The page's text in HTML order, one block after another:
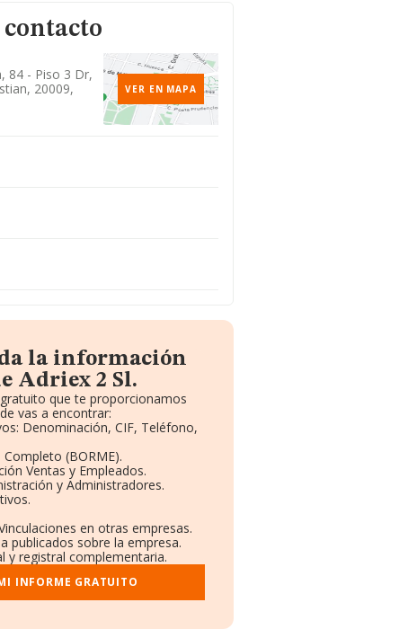
84 - Piso 3 Dr,
20009,
VER EN MAPA
la información
Adriex 2 Sl.
que te proporcionamos
vas a encontrar:
Denominación, CIF, Teléfono,
(BORME).
Ventas y Empleados.
y Administradores.
en otras empresas.
publicados sobre la empresa.
y registral complementaria.
INFORME GRATUITO